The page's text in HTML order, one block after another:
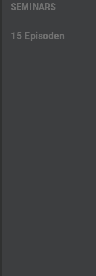
SEMINARS
15 Episoden